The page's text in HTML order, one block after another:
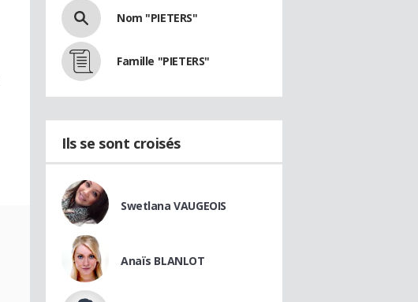
Nom "PIETERS"
Famille "PIETERS"
Ils se sont croisés
Swetlana VAUGEOIS
Anaïs BLANLOT